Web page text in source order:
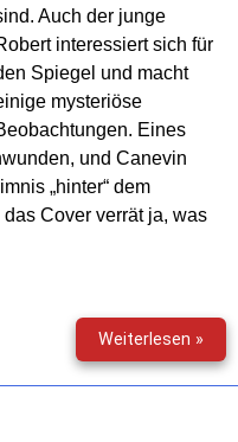
Auch der junge
interessiert sich für
Spiegel und macht
mysteriöse
Eines
und Canevin
„hinter“ dem
Cover verrät ja, was
Weiterlesen »
(95)
–